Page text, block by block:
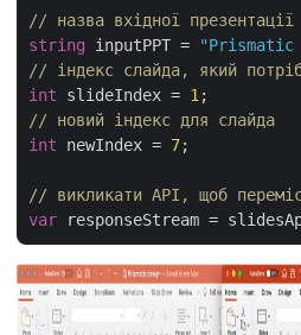
// назва вхідної
string inputPPT = "Prismatic
// індекс слайда, який
int slideIndex = 1
// новий індекс для слайда
int newIndex = 7;
// викликати API, щоб
var